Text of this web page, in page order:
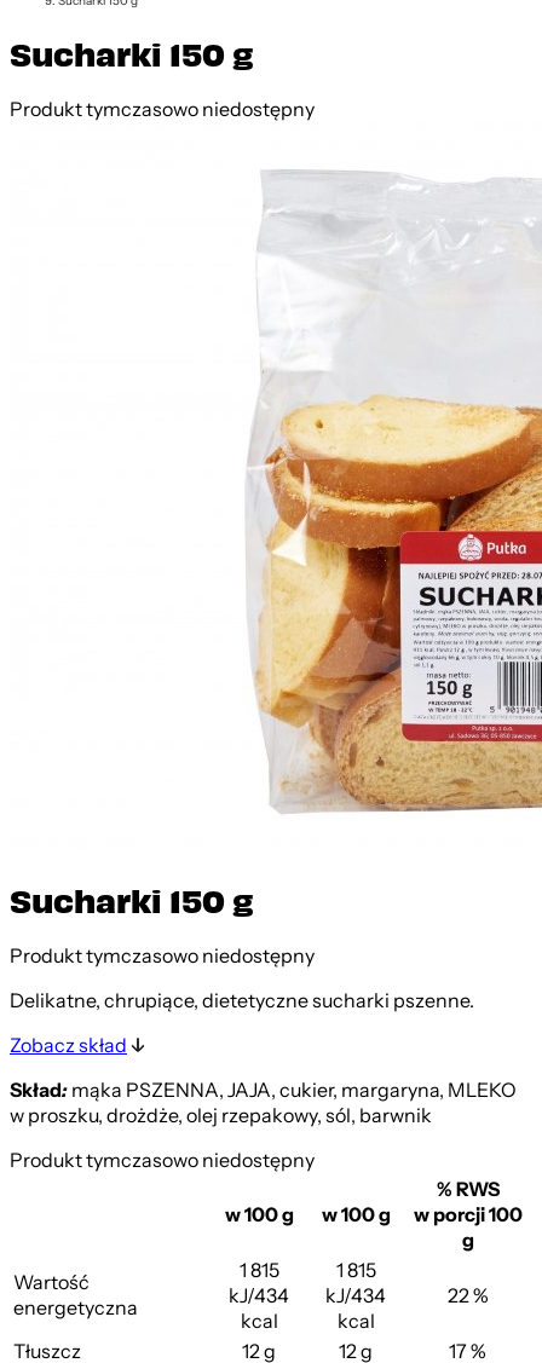
Sucharki 150 g
Produkt tymczasowo niedostępny
Sucharki 150 g
Produkt tymczasowo niedostępny
Delikatne, chrupiące, dietetyczne sucharki pszenne.
Zobacz skład
Skład:mąka PSZENNA, JAJA, cukier, margaryna, MLEKO
w proszku, drożdże, olej rzepakowy, sól, barwnik
Produkt tymczasowo niedostępny
w 100 g w 100 g
% RWS
w porcji 100
g
Wartość
energetyczna
1 815
kJ/434
kcal
1 815
kJ/434
kcal
22 %
Tłuszcz 12 g 12 g
17 %